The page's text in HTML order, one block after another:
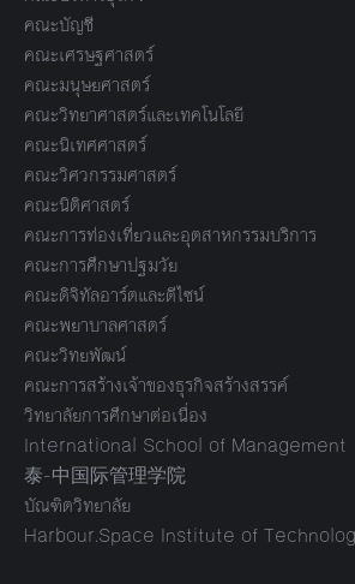
คณะบัญชี
คณะเศรษฐศาสตร์
คณะมนุษยศาสตร์
คณะวิทยาศาสตร์และเทคโนโลยี
คณะนิเทศศาสตร์
คณะวิศวกรรมศาสตร์
คณะนิติศาสตร์
คณะการท่องเที่ยวและอุตสาหกรรมบริการ
คณะการศึกษาปฐมวัย
คณะดิจิทัลอาร์ตและดีไซน์
คณะพยาบาลศาสตร์
คณะวิทยพัฒน์
คณะการสร้างเจ้าของธุรกิจสร้างสรรค์
วิทยาลัยการศึกษาต่อเนื่อง
International School of Management
泰-中国际管理学院
บัณฑิตวิทยาลัย
Harbour.Space Institute of